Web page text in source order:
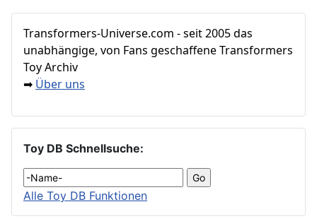
Transformers‑Universe.com - seit 2005 das
unabhängige, von Fans geschaffene Transformers
Toy Archiv
➡ Über uns
Toy DB Schnellsuche:
Alle Toy DB Funktionen